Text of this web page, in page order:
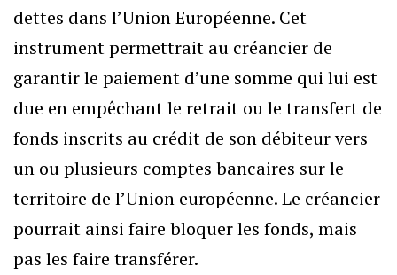
dettes dans l’Union Européenne. Cet
instrument permettrait au créancier de
garantir le paiement d’une somme qui lui est
due en empêchant le retrait ou le transfert de
fonds inscrits au crédit de son débiteur vers
un ou plusieurs comptes bancaires sur le
territoire de l’Union européenne. Le créancier
pourrait ainsi faire bloquer les fonds, mais
pas les faire transférer.